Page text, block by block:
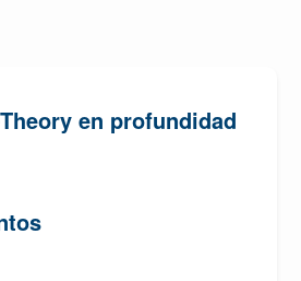
en profundidad